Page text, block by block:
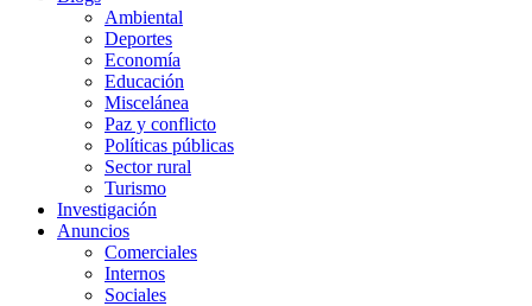
Ambiental
Deportes
Economía
Educación
Miscelánea
Paz y conflicto
Políticas públicas
Sector rural
Turismo
Investigación
Anuncios
Comerciales
Internos
Sociales